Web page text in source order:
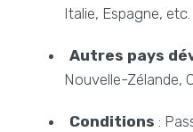
Italie, Espagne, etc.
Autres pays
Nouvelle-Zélande,
Conditions :